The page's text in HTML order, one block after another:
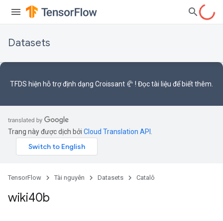
Datasets
TFDS hiện hỗ trợđịnh dạng Croissant 🥐 ! Đọctài liệu để biết thêm.
Trang này được dịch bởi Cloud Translation API
TensorFlow Tài nguyên Datasets Catalô
wiki40b